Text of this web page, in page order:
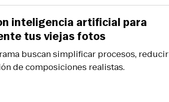
buscan simplificar procesos, reducir
de composiciones realistas.
inteligencia artificial para
tus viejas fotos